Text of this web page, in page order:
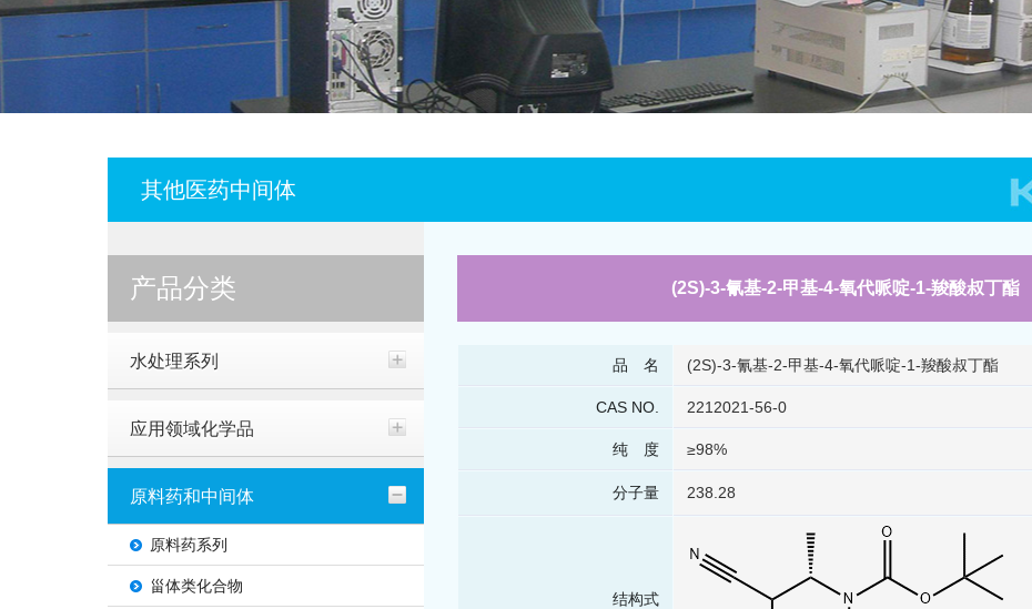
其他医药中间体
产品分类
水处理系列
应用领域化学品
原料药和中间体
原料药系列
甾体类化合物
(2S)-3-氰基-2-甲基-4-氧代哌啶-1-羧酸叔丁酯
品 名 (2S)-3-氰基-2-甲基-4-氧代哌啶-1-羧酸叔丁酯
CAS NO. 2212021-56-0
纯 度 ≥98%
分子量 238.28
结构式